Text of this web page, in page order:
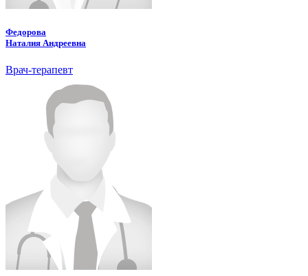
Федорова
Наталия Андреевна
Врач-терапевт